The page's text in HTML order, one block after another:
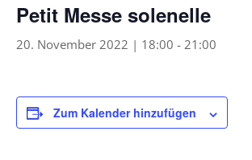
Petit Messe solenelle
20. November 2022 | 18:00 - 21:00
Zum Kalender hinzufügen